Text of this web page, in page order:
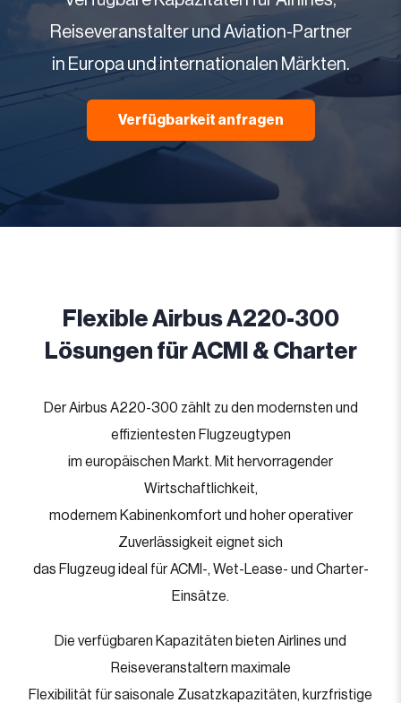
Reiseveranstalter und Aviation-Partner
in Europa und internationalen Märkten.
Verfügbarkeit anfragen
Flexible Airbus A220-300
Lösungen für ACMI & Charter
Der Airbus A220-300 zählt zu den modernsten und
effizientesten Flugzeugtypen
im europäischen Markt. Mit hervorragender
Wirtschaftlichkeit,
modernem Kabinenkomfort und hoher operativer
Zuverlässigkeit eignet sich
das Flugzeug ideal für ACMI-, Wet-Lease- und Charter-
Einsätze.
Die verfügbaren Kapazitäten bieten Airlines und
Reiseveranstaltern maximale
Flexibilität für saisonale Zusatzkapazitäten, kurzfristige